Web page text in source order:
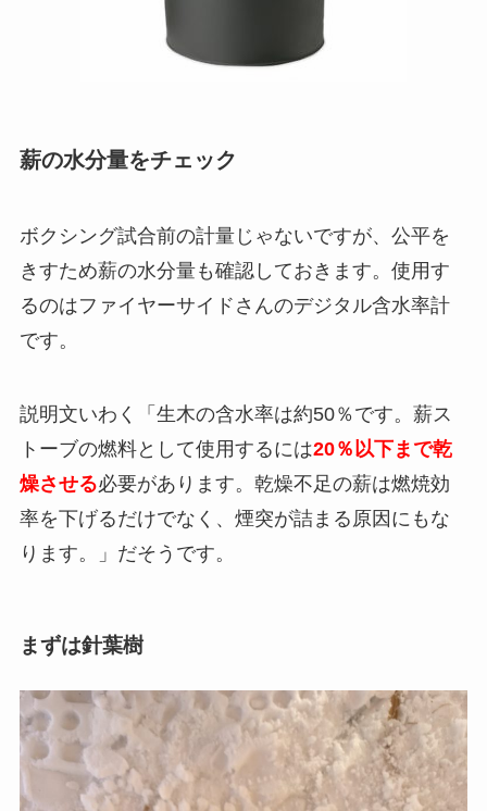
薪の水分量をチェック
ボクシング試合前の計量じゃないですが、公平を
きすため薪の水分量も確認しておきます。使用す
るのはファイヤーサイドさんのデジタル含水率計
です。
説明文いわく「 生木の含水率は約50％です。薪ス
トーブの燃料として使用するには20％以下まで乾
燥させる必要があります。乾燥不足の薪は燃焼効
率を下げるだけでなく、煙突が詰まる原因にもな
ります。」だそうです。
まずは針葉樹